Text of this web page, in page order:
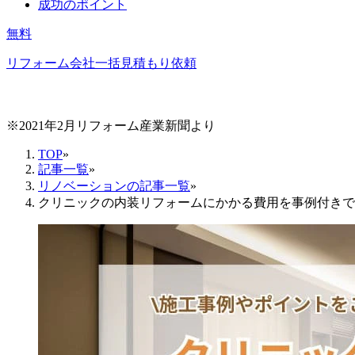
成功のポイント
無料
リフォーム会社一括見積もり依頼
※2021年2月リフォーム産業新聞より
TOP»
記事一覧»
リノベーションの記事一覧»
クリニックの内装リフォームにかかる費用を事例付き